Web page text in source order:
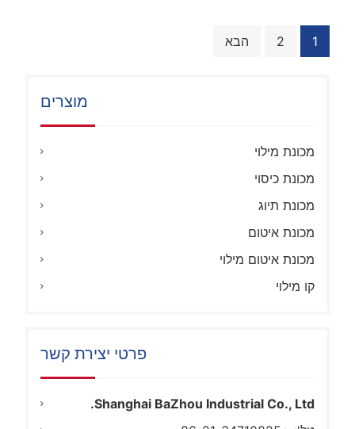
ניווט
1
2 הבא
מוצרים
מכונת מילוי
מכונת כיסוי
מכונת תיוג
מכונת איטום
מכונת איטום מילוי
קו מילוי
פרטי יצירת קשר
Shanghai BaZhou Industrial Co., Ltd.